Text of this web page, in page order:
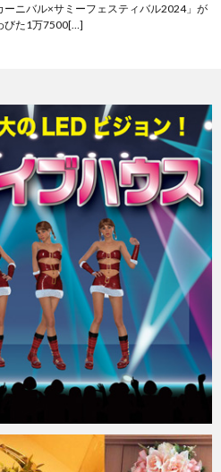
ーニバル×サミーフェスティバル2024」が
びた1万7500[…]